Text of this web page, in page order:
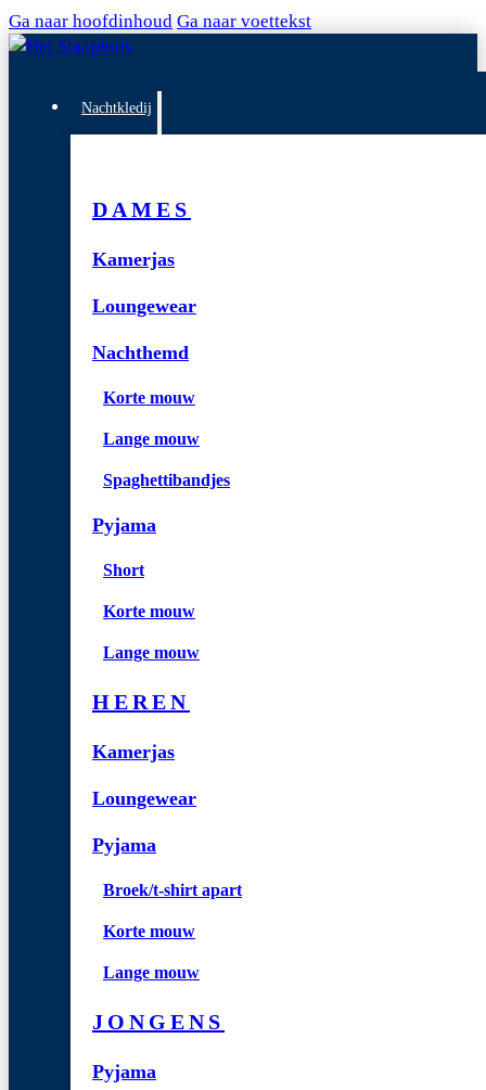
Ga naar hoofdinhoud Ga naar voettekst
Nachtkledij
DAMES
Kamerjas
Loungewear
Nachthemd
Korte mouw
Lange mouw
Spaghettibandjes
Pyjama
Short
Korte mouw
Lange mouw
HEREN
Kamerjas
Loungewear
Pyjama
Broek/t-shirt apart
Korte mouw
Lange mouw
JONGENS
Pyjama